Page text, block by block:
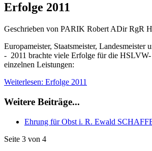
Erfolge 2011
Geschrieben von PARIK Robert ADir RgR
Europameister, Staatsmeister, Landesmeister
- 2011 brachte viele Erfolge für die HSLVW-
einzelnen Leistungen:
Weiterlesen: Erfolge 2011
Weitere Beiträge...
Ehrung für Obst i. R. Ewald
Seite 3 von 4